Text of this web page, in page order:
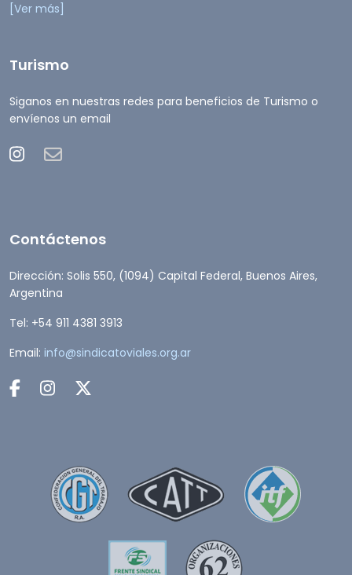
[Ver más]
Turismo
Siganos en nuestras redes para beneficios de Turismo o
envíenos un email
Contáctenos
Dirección: Solis 550, (1094) Capital Federal, Buenos Aires,
Argentina
Tel: +54 911 4381 3913
Email: info@sindicatoviales.org.ar